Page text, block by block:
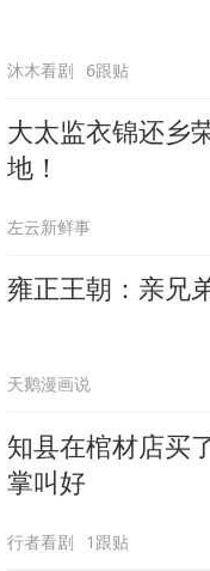
沐木看剧 6跟贴
大太监衣锦还乡
地！
左云新鲜事
雍正王朝：亲兄
天鹅漫画说
知县在棺材店买
掌叫好
行者看剧 1跟贴